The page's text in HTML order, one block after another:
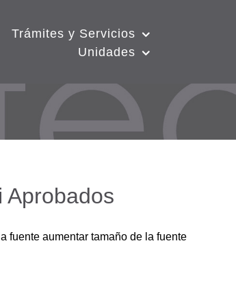
Trámites y Servicios
Unidades
Aprobados
fuente aumentar tamaño de la fuente